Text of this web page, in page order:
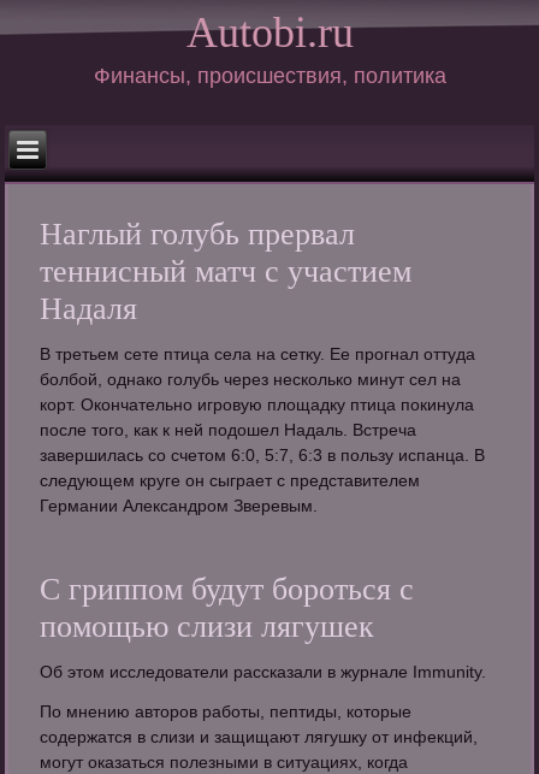
Autobi.ru
Финансы, происшествия, политика
Наглый голубь прервал
теннисный матч с участием
Надаля
В третьем сете птица села на сетку. Ее прогнал оттуда
болбой, однако голубь через несколько минут сел на
корт. Окончательно игровую площадку птица покинула
после того, как к ней подошел Надаль. Встреча
завершилась со счетом 6:0, 5:7, 6:3 в пользу испанца. В
следующем круге он сыграет с представителем
Германии Александром Зверевым.
С гриппом будут бороться с
помощью слизи лягушек
Об этом исследователи рассказали в журнале Immunity.
По мнению авторов работы, пептиды, которые
содержатся в слизи и защищают лягушку от инфекций,
могут оказаться полезными в ситуациях, когда